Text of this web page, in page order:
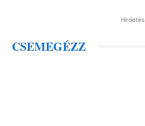
Hirdetés
CSEMEGÉZZ